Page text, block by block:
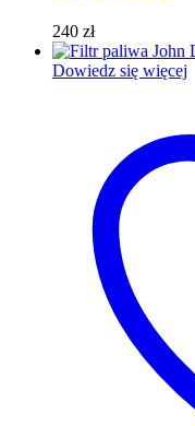
240 zł
Dowiedz się więcej